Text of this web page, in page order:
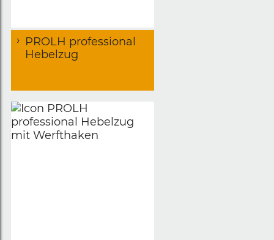
PROLH professional
Hebelzug